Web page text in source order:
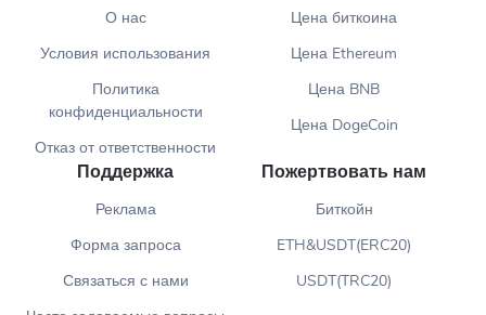
О нас
Условия использования
Политика
конфиденциальности
Отказ от ответственности
Цена биткоина
Цена Ethereum
Цена BNB
Цена DogeCoin
Поддержка
Реклама
Форма запроса
Связаться с нами
Пожертвовать нам
Биткойн
ETH&USDT(ERC20)
USDT(TRC20)